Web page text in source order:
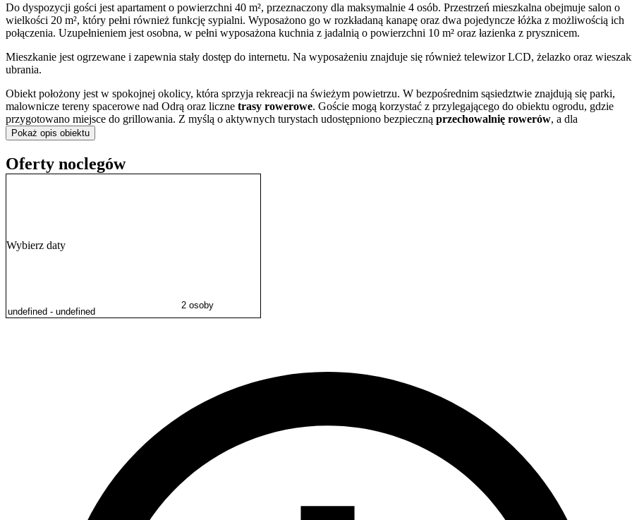
Do dyspozycji gości jest apartament o powierzchni 40 m², przeznaczony dla maksymalnie 4 osób. Przestrzeń mieszkalna obejmuje salon o
wielkości 20 m², który pełni również funkcję sypialni. Wyposażono go w rozkładaną kanapę oraz dwa pojedyncze łóżka z możliwością ich
połączenia. Uzupełnieniem jest osobna, w pełni wyposażona kuchnia z jadalnią o powierzchni 10 m² oraz łazienka z prysznicem.
Mieszkanie jest ogrzewane i zapewnia stały dostęp do internetu. Na wyposażeniu znajduje się również telewizor LCD, żelazko oraz
ubrania.
Obiekt położony jest w spokojnej okolicy, która sprzyja rekreacji na świeżym powietrzu. W bezpośrednim sąsiedztwie znajdują się parki,
malownicze tereny spacerowe nad Odrą oraz liczne trasy rowerowe. Goście mogą korzystać z przylegającego do obiektu ogrodu, gdzie
przygotowano miejsce do grillowania. Z myślą o aktywnych turystach udostępniono bezpieczną przechowalnię rowerów, a dla
zmotoryzowanych przygotowano
Obiekt jest przygotowany na przyjęcie rodzin z dziećmi, dla których bezpłatnie udostępniane jest łóżeczko.
życiem Rynek Główny oraz jedno z najstarszych w Europie ZOO. Niezapomnianych wrażeń dostarczą widowiskowe pokazy Wrocławskiej
Fontanny Multimedialnej, a spacer po mieście urozmaici poszukiwanie figurek słynnych
Pokaż opis obiektu
Oferty noclegów
Wybierz daty
2 osoby